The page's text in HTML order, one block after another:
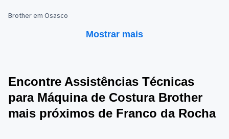
Brother em Osasco
Mostrar mais
Encontre Assistências Técnicas
para Máquina de Costura Brother
mais próximos de Franco da Rocha